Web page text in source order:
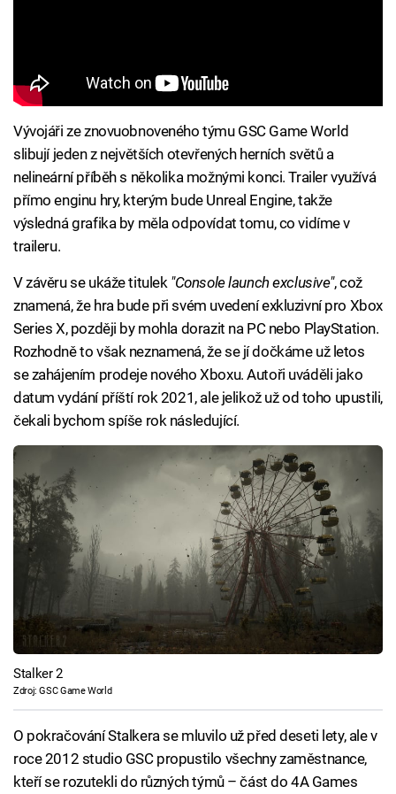
Vývojáři ze znovuobnoveného týmu GSC Game World
slibují jeden z největších otevřených herních světů a
nelineární příběh s několika možnými konci. Trailer využívá
přímo enginu hry, kterým bude Unreal Engine, takže
výsledná grafika by měla odpovídat tomu, co vidíme v
traileru.
V závěru se ukáže titulek "Console launch exclusive", což
znamená, že hra bude při svém uvedení exkluzivní pro Xbox
Series X, později by mohla dorazit na PC nebo PlayStation.
Rozhodně to však neznamená, že se jí dočkáme už letos
se zahájením prodeje nového Xboxu. Autoři uváděli jako
datum vydání příští rok 2021, ale jelikož už od toho upustili,
čekali bychom spíše rok následující.
Stalker 2
Zdroj: GSC Game World
O pokračování Stalkera se mluvilo už před deseti lety, ale v
roce 2012 studio GSC propustilo všechny zaměstnance,
kteří se rozutekli do různých týmů – část do 4A Games